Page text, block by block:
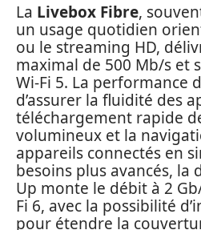
La Livebox Fibre,
un usage quotidien
ou le streaming HD,
maximal de 500 Mb/s et
Wi-Fi 5. La performance
d’assurer la fluidité des
téléchargement rapide
volumineux et la
appareils connectés en
besoins plus avancés, la
Up monte le débit à 2
Fi 6, avec la possibilité
pour étendre la